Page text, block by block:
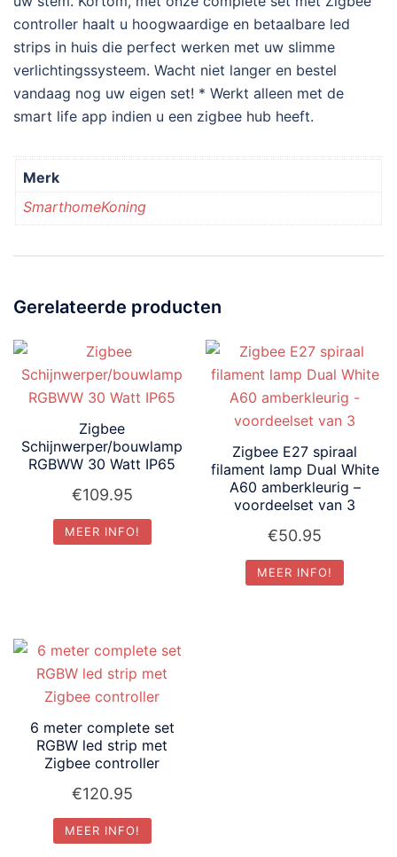
controller haalt u hoogwaardige en betaalbare led
strips in huis die perfect werken met uw slimme
verlichtingssysteem. Wacht niet langer en bestel
vandaag nog uw eigen set! * Werkt alleen met de
smart life app indien u een zigbee hub heeft.
Merk
SmarthomeKoning
Gerelateerde producten
Zigbee
Schijnwerper/bouwlamp
RGBWW 30 Watt IP65
€109.95
MEER INFO!
Zigbee E27 spiraal
filament lamp Dual White
A60 amberkleurig –
voordeelset van 3
€50.95
MEER INFO!
6 meter complete set
RGBW led strip met
Zigbee controller
€120.95
MEER INFO!